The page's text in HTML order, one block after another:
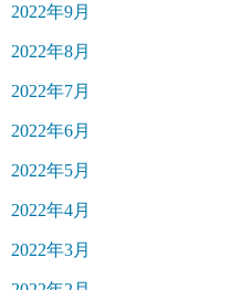
2022年9月
2022年8月
2022年7月
2022年6月
2022年5月
2022年4月
2022年3月